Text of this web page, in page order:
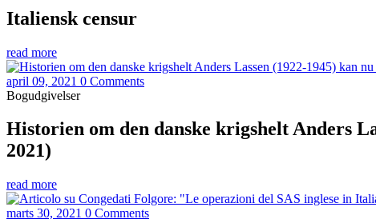
Italiensk censur
read more
april 09, 2021 0 Comments
Bogudgivelser
Historien om den danske krigshelt Anders
2021)
read more
marts 30, 2021 0 Comments